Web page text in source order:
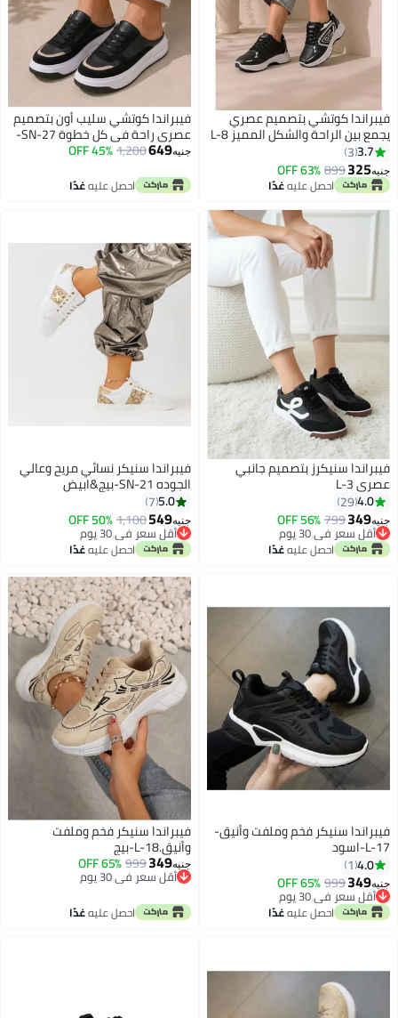
3
فيبراندا كوتشي بتصميم عصري
يجمع بين الراحة والشكل المميز L-8
3.7
3
جنيه325
899
63% OFF
احصل عليهغدًا
فيبراندا كوتشي سليب أون بتصميم
عصري راحة في كل خطوة SN-27-
اسود
جنيه649
1,200
45% OFF
احصل عليهغدًا
3
فيبراندا سنيكرز بتصميم جانبي
عصري L-3
4.0
29
جنيه349
799
56% OFF
أقل سعر في 30 يوم
أقل سعر في 30 يوماحصل عليهغدًا
3
فيبراندا سنيكر نسائي مريح وعالي
الجوده SN-21-بيج&ابيض
5.0
7
جنيه549
1,100
50% OFF
أقل سعر في 30 يوم
أقل سعر في 30 يوماحصل عليهغدًا
2
فيبراندا سنيكر فخم وملفت وأنيق-
L-17-اسود
4.0
1
جنيه349
999
65% OFFأقل سعر في 30 يوم
باقي 1 وحدات في المخزون
أقل سعر في 30 يوماحصل عليهغدًا
3
فيبراندا سنيكر فخم وملفت
وأنيق.L-18-بيج
جنيه349
999
65% OFF
أقل سعر في 30 يوم
احصل عليهغدًا